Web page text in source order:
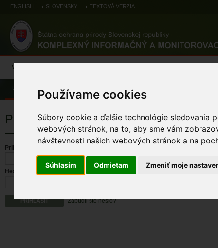
Používame cookies
Súbory cookie a ďalšie technológie sledovania
webových stránok, na to, aby sme vám
návštevnosti našich webových stránok a na
Súhlasím Odmietam Zmeniť moje
ENGLISH SLOVENSKY TEXTOVÁ VERZIA
Výsledky monitoringu
Úvod
Prihlásenie
Prihlasovacie meno
Heslo
Zabudli ste heslo?